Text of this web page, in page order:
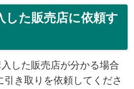
た販売店に依頼す
した販売店が分かる場合
引き取りを依頼してくださ